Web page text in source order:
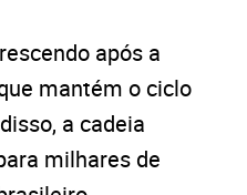
após a
mantém o ciclo
a cadeia
milhares de